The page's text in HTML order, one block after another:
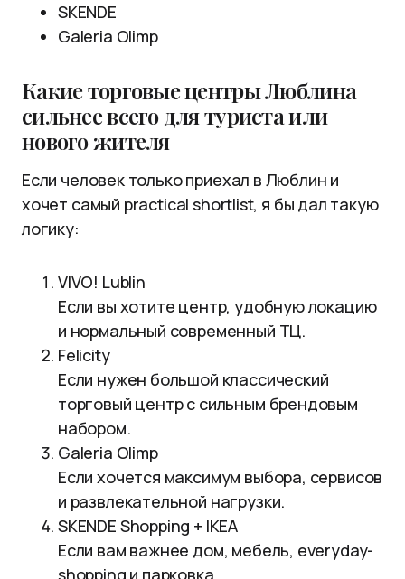
SKENDE
Galeria Olimp
Какие торговые центры Люблина
сильнее всего для туриста или
нового жителя
Если человек только приехал в Люблин и
хочет самый practical shortlist, я бы дал такую
логику:
VIVO! Lublin
Если вы хотите центр, удобную локацию
и нормальный современный ТЦ.
Felicity
Если нужен большой классический
торговый центр с сильным брендовым
набором.
Galeria Olimp
Если хочется максимум выбора, сервисов
и развлекательной нагрузки.
SKENDE Shopping + IKEA
Если вам важнее дом, мебель, everyday-
shopping и парковка.